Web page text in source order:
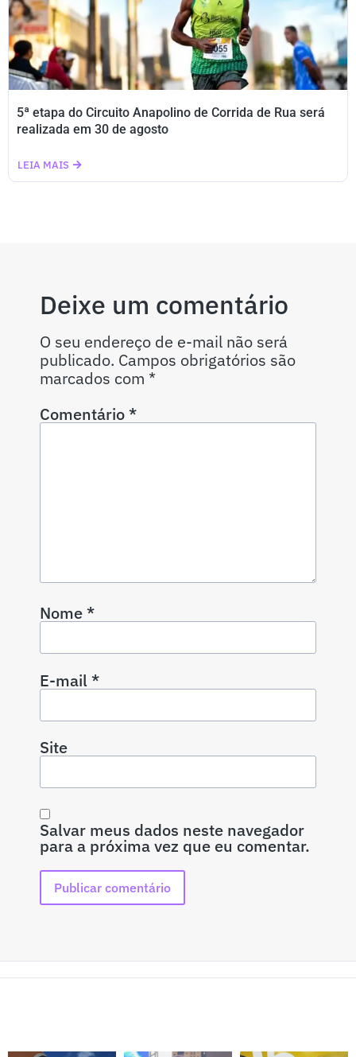
5ª etapa do Circuito Anapolino de Corrida de Rua será
realizada em 30 de agosto
LEIA MAIS
Deixe um comentário
O seu endereço de e-mail não será
publicado. Campos obrigatórios são
marcados com *
Comentário*
Nome*
E-mail*
Site
Salvar meus dados neste navegador
para a próxima vez que eu comentar.